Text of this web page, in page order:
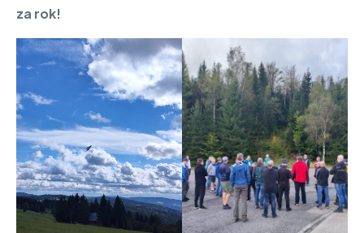
za rok!